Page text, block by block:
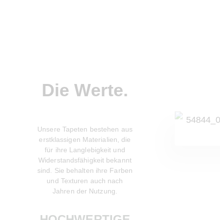
Die Werte.
Unsere Tapeten bestehen aus
erstklassigen Materialien, die
für ihre Langlebigkeit und
Widerstandsfähigkeit bekannt
sind. Sie behalten ihre Farben
und Texturen auch nach
Jahren der Nutzung.